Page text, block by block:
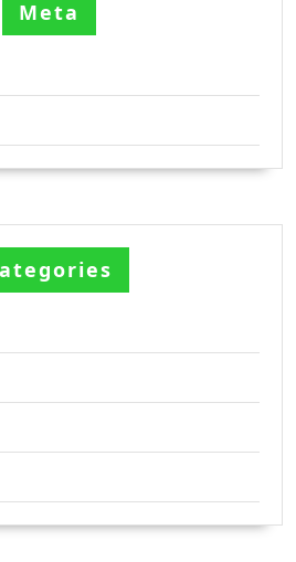
Meta